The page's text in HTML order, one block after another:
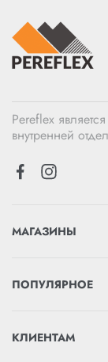
Pereflex
внутренней
МАГАЗИНЫ
ПОПУЛЯРНОЕ
КЛИЕНТАМ